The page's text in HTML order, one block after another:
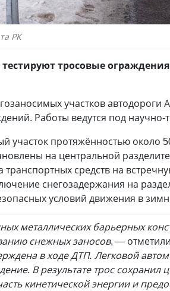
РК
тестируют тросовые
участков
Работы ведутся под
участок протяжённостью около
на центральной
средств на
снегозадержания на
условий движения в
металлических барьерных
снежных заносов, —
в ходе ДТП. Легковой
В результате трос сохранил
кинетической энергии и